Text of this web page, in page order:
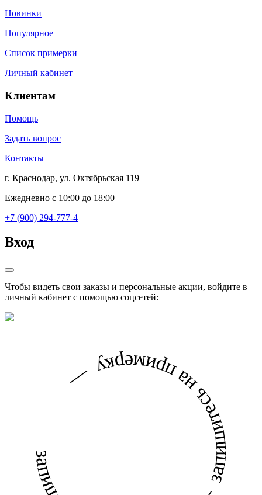
Новинки
Популярное
Список примерки
Личный кабинет
Клиентам
Помощь
Задать вопрос
Контакты
г. Краснодар, ул. Октябрьская 119
Ежедневно с 10:00 до 18:00
+7 (900) 294-777-4
Вход
Чтобы видеть свои заказы и персональные акции, войдите в
личный кабинет с помощью соцсетей:
запишитесь на примерку — запишитесь на примерку —